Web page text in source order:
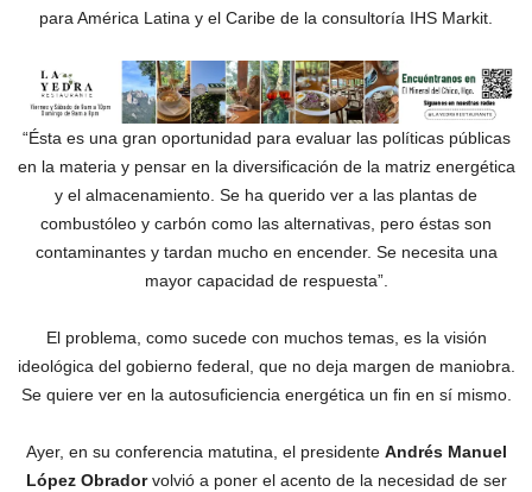
para América Latina y el Caribe de la consultoría IHS Markit.
“Ésta es una gran oportunidad para evaluar las políticas públicas
en la materia y pensar en la diversificación de la matriz energética
y el almacenamiento. Se ha querido ver a las plantas de
combustóleo y carbón como las alternativas, pero éstas son
contaminantes y tardan mucho en encender. Se necesita una
mayor capacidad de respuesta”.
El problema, como sucede con muchos temas, es la visión
ideológica del gobierno federal, que no deja margen de maniobra.
Se quiere ver en la autosuficiencia energética un fin en sí mismo.
Ayer, en su conferencia matutina, el presidente Andrés Manuel
López Obradorvolvió a poner el acento de la necesidad de ser